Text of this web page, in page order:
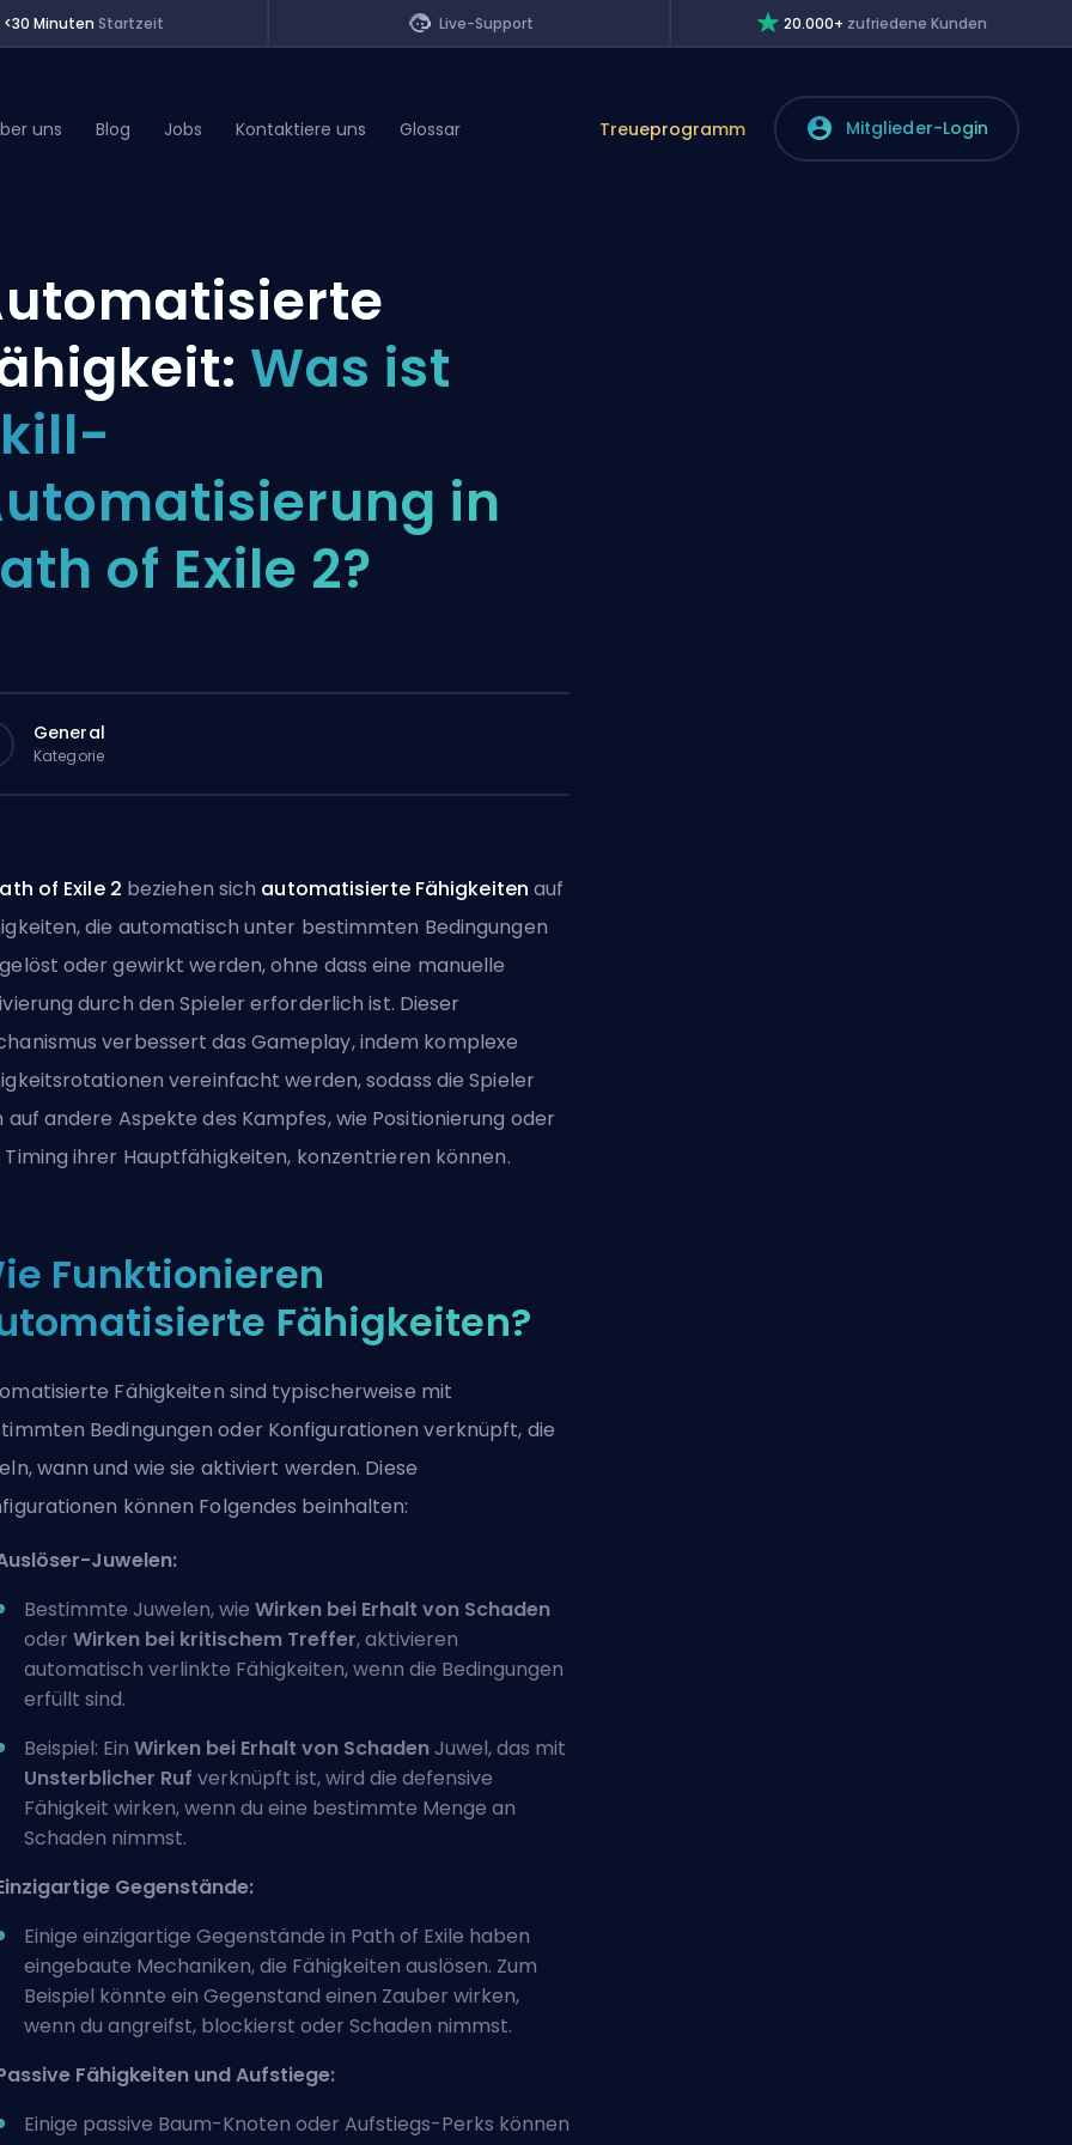
<30 Minuten Startzeit Live-Support 20.000+ zufriedene Kunden
uns Blog Jobs Kontaktiere uns Glossar Treueprogramm Mitglieder-Login
Was ist
in
of Exile 2?
General
Kategorie
of Exile 2 beziehen sich automatisierte Fähigkeiten auf
die automatisch unter bestimmten Bedingungen
oder gewirkt werden, ohne dass eine manuelle
durch den Spieler erforderlich ist. Dieser
verbessert das Gameplay, indem komplexe
vereinfacht werden, sodass die Spieler
auf andere Aspekte des Kampfes, wie Positionierung oder
Timing ihrer Hauptfähigkeiten, konzentrieren können.
Funktionieren
Fähigkeiten?
Fähigkeiten sind typischerweise mit
Bedingungen oder Konfigurationen verknüpft, die
wann und wie sie aktiviert werden. Diese
können Folgendes beinhalten:
Juwelen:
Bestimmte Juwelen, wie Wirken bei Erhalt von Schaden
oder Wirken bei kritischem Treffer, aktivieren
automatisch verlinkte Fähigkeiten, wenn die Bedingungen
erfüllt sind.
Beispiel: Ein Wirken bei Erhalt von SchadenJuwel, das mit
Unsterblicher Ruf verknüpft ist, wird die defensive
Fähigkeit wirken, wenn du eine bestimmte Menge an
Schaden nimmst.
Gegenstände:
Einige einzigartige Gegenstände in Path of Exile haben
eingebaute Mechaniken, die Fähigkeiten auslösen. Zum
Beispiel könnte ein Gegenstand einen Zauber wirken,
wenn du angreifst, blockierst oder Schaden nimmst.
Fähigkeiten und Aufstiege:
Einige passive Baum-Knoten oder Aufstiegs-Perks können